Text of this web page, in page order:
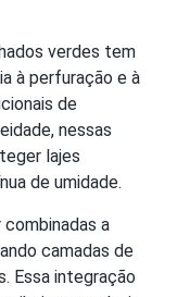
verdes tem
à perfuração e à
de
nessas
lajes
de umidade.
a
camadas de
Essa integração